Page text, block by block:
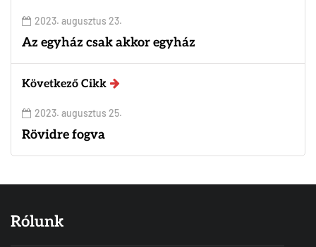
2023. augusztus 23.
Az egyház csak akkor egyház
Következő Cikk
2023. augusztus 25.
Rövidre fogva
Rólunk